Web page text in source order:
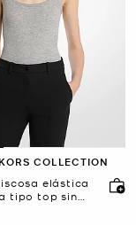
COLLECTION
elástica
tipo top sin